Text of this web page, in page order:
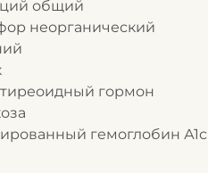
общий
неорганический
гормон
гемоглобин А1с